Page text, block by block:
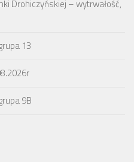
Drohiczyńskiej – wytrwałość,
13
9B